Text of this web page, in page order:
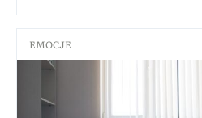
EMOCJE